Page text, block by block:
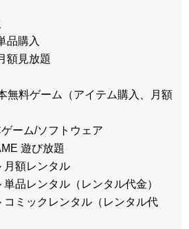
品購入
額見放題
無料ゲーム（アイテム購入、月額
ーム/ソフトウェア
遊び放題
月額レンタル
品レンタル（レンタル代金）
コミックレンタル（レンタル代